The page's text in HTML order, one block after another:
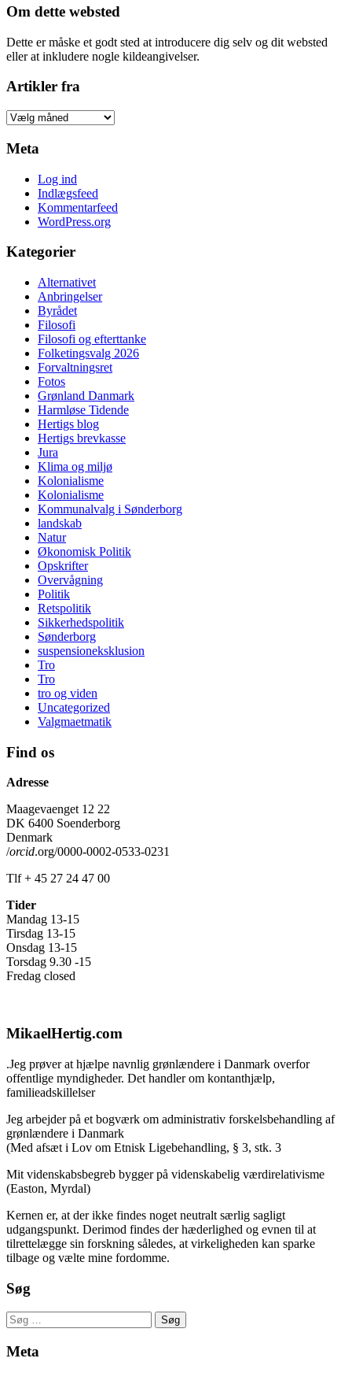
Om dette websted
Dette er måske et godt sted at introducere dig selv og dit websted
eller at inkludere nogle kildeangivelser.
Artikler fra
Artikler
Meta
Log ind
Indlægsfeed
Kommentarfeed
WordPress.org
Kategorier
Alternativet
Anbringelser
Byrådet
Filosofi
Filosofi og efterttanke
Folketingsvalg 2026
Forvaltningsret
Fotos
Grønland Danmark
Harmløse Tidende
Hertigs blog
Hertigs brevkasse
Jura
Klima og miljø
Kolonialisme
Kolonialisme
Kommunalvalg i Sønderborg
landskab
Natur
Økonomisk Politik
Opskrifter
Overvågning
Politik
Retspolitik
Sikkerhedspolitik
Sønderborg
suspensioneksklusion
Tro
Tro
tro og viden
Uncategorized
Valgmaetmatik
Find os
Adresse
Maagevaenget 12 22
DK 6400 Soenderborg
Denmark
/orcid.org/0000-0002-0533-0231
Tlf + 45 27 24 47 00
Tider
Mandag 13-15
Tirsdag 13-15
Onsdag 13-15
Torsdag 9.30 -15
Fredag closed
MikaelHertig.com
.Jeg prøver at hjælpe navnlig grønlændere i Danmark overfor
offentlige myndigheder. Det handler om kontanthjælp,
familieadskillelser
Jeg arbejder på et bogværk om administrativ forskelsbehandling af
grønlændere i Danmark
(Med afsæt i Lov om Etnisk Ligebehandling, § 3, stk. 3
Mit videnskabsbegreb bygger på videnskabelig værdirelativisme
(Easton, Myrdal)
Kernen er, at der ikke findes noget neutralt særlig sagligt
udgangspunkt. Derimod findes der hæderlighed og evnen til at
tilrettelægge sin forskning således, at virkeligheden kan sparke
tilbage og vælte mine fordomme.
Søg
Søg
efter:
Meta